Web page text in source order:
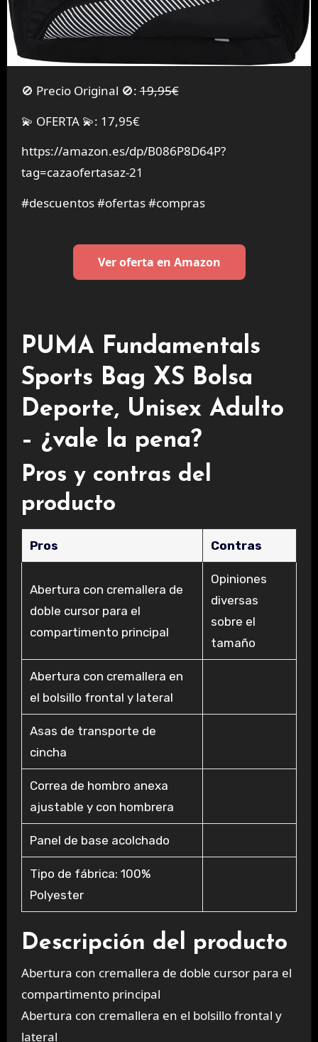
🚫 Precio Original 🚫:19,95€
💫 OFERTA 💫: 17,95€
https://amazon.es/dp/B086P8D64P?
tag=cazaofertasaz-21
#descuentos #ofertas #compras
Ver oferta en Amazon
PUMA Fundamentals
Sports Bag XS Bolsa
Deporte, Unisex Adulto
– ¿vale la pena?
Pros y contras del
producto
Pros Contras
Abertura con cremallera de
doble cursor para el
compartimento principal
Opiniones
diversas
sobre el
tamaño
Abertura con cremallera en
el bolsillo frontal y lateral
Asas de transporte de
cincha
Correa de hombro anexa
ajustable y con hombrera
Panel de base acolchado
Tipo de fábrica: 100%
Polyester
Descripción del producto
Abertura con cremallera de doble cursor para el
compartimento principal
Abertura con cremallera en el bolsillo frontal y
lateral